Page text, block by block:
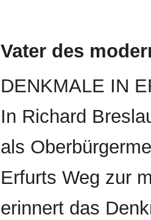
Vater des
DENKMALE IN
In Richard
als
Erfurts Weg zur
erinnert das